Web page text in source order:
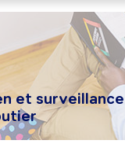
et